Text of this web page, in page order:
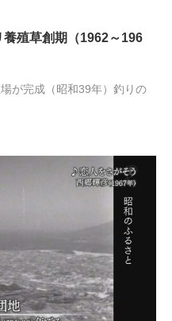
殖草創期（1962～196
が完成（昭和39年）釣りの